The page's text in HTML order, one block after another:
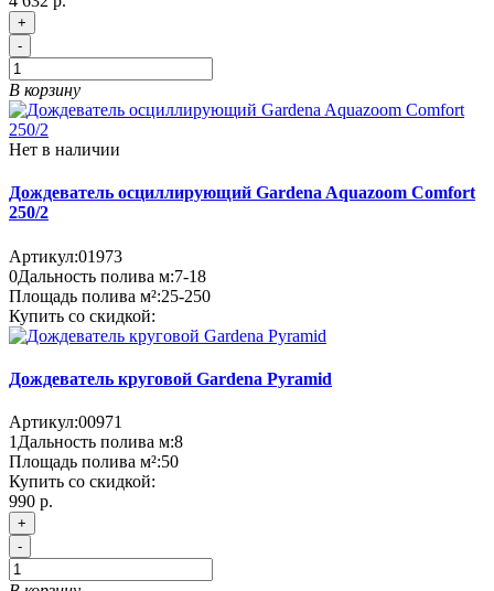
+
-
В корзину
Нет в наличии
Дождеватель осциллирующий Gardena Aquazoom Comfort
250/2
Артикул:01973
0Дальность полива м:7-18
Площадь полива м²:25-250
Купить со скидкой:
Дождеватель круговой Gardena Pyramid
Артикул:00971
1 Дальность полива м:8
Площадь полива м²:50
Купить со скидкой:
990 р.
+
-